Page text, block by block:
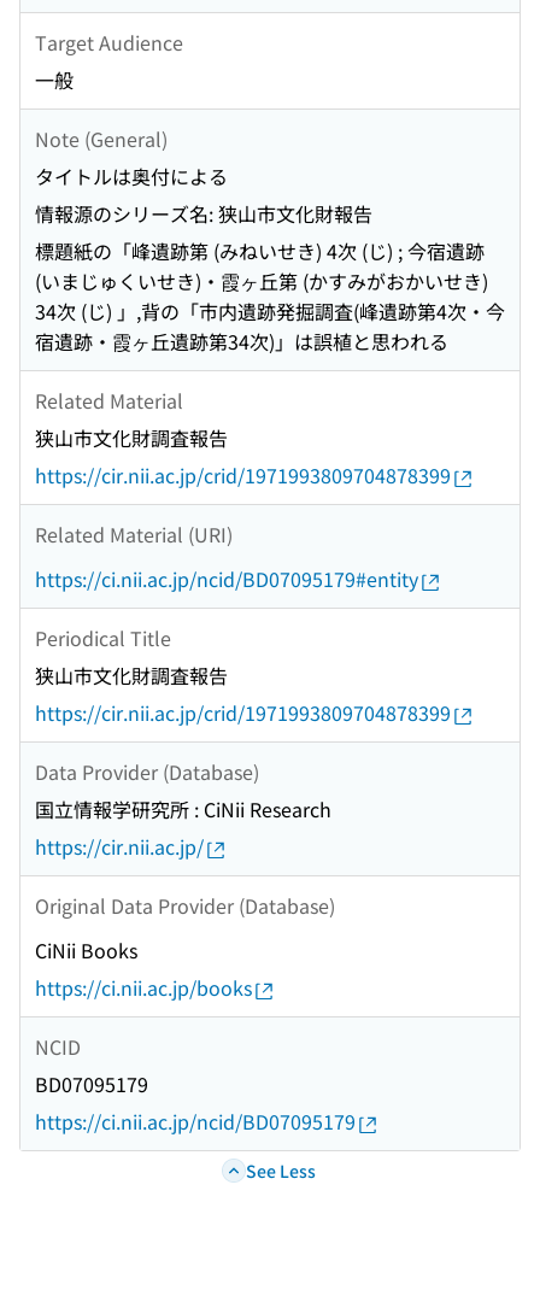
Target Audience
一般
Note (General)
タイトルは奥付による
情報源のシリーズ名: 狭山市文化財報告
標題紙の「峰遺跡第 (みねいせき) 4次 (じ) ; 今宿遺跡
(いまじゅくいせき)・霞ヶ丘第 (かすみがおかいせき)
34次 (じ) 」,背の「市内遺跡発掘調査(峰遺跡第4次・今
宿遺跡・霞ヶ丘遺跡第34次)」は誤植と思われる
Related Material
狭山市文化財調査報告
https://cir.nii.ac.jp/crid/1971993809704878399
Related Material (URI)
https://ci.nii.ac.jp/ncid/BD07095179#entity
Periodical Title
狭山市文化財調査報告
https://cir.nii.ac.jp/crid/1971993809704878399
Data Provider (Database)
国立情報学研究所 : CiNii Research
https://cir.nii.ac.jp/
Original Data Provider (Database)
CiNii Books
https://ci.nii.ac.jp/books
NCID
BD07095179
https://ci.nii.ac.jp/ncid/BD07095179
See Less